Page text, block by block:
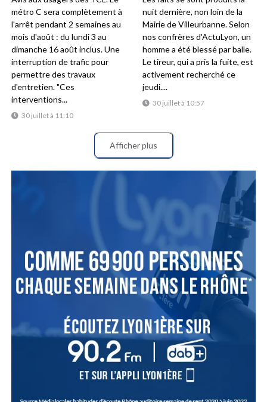
30 juillet à 11:10
métro C sera complètement à
l'arrêt pendant 2 semaines au
mois d'août : du lundi 3 au
dimanche 16 août inclus. Une
interruption de trafic pour
permettre des travaux
d'entretien. "Ces
interventions...
30 juillet à 10:57
nuit dernière, non loin de la
Mairie de Villeurbanne. Selon
nos confrères d'ActuLyon, un
homme a été blessé par balle.
Le tireur, qui a pris la fuite, est
activement recherché ce
jeudi....
Afficher plus